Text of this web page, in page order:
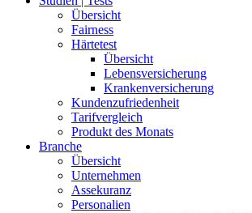
Übersicht
Fairness
Härtetest
Übersicht
Lebensversicherung
Krankenversicherung
Kundenzufriedenheit
Tarifvergleich
Produkt des Monats
Branche
Übersicht
Unternehmen
Assekuranz
Personalien